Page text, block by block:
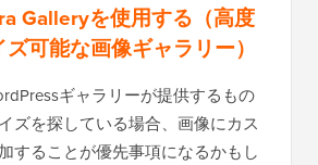
Galleryを使用する（高度
可能な画像ギャラリー）
ギャラリーが提供するもの
ズを探している場合、画像にカス
することが優先事項になるかもし